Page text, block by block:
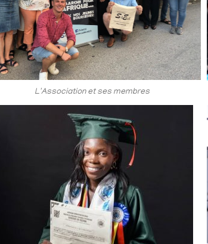
L'Association et ses membres